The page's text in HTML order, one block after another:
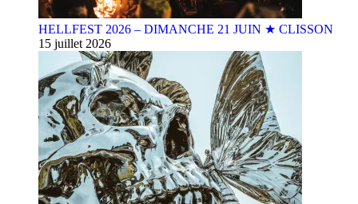
HELLFEST 2026 – DIMANCHE 21 JUIN ★ CLISSON
15 juillet 2026